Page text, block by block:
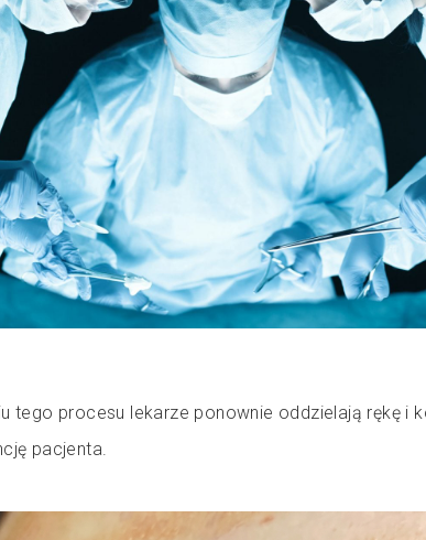
tego procesu lekarze ponownie oddzielają rękę i
pacjenta.